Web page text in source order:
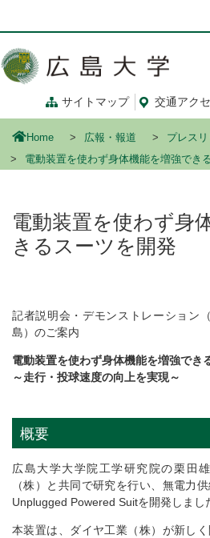
コ
ン
移
サイトマップ 交通アク
Home 広報・報道 プレス
電動装置を使わず身体機能を増強でき
電動装置を使わず身
きるスーツを開発
記者説明会・デモンストレーション
島）のご案内
電動装置を使わず身体機能を増強でき
～走行・投球速度の向上を実現～
概要
広島大学大学院工学研究院の栗田
（株）と共同で研究を行い、無電力
Unplugged Powered Suitを開発しまし
本装置は、ダイヤ工業（株）が新し